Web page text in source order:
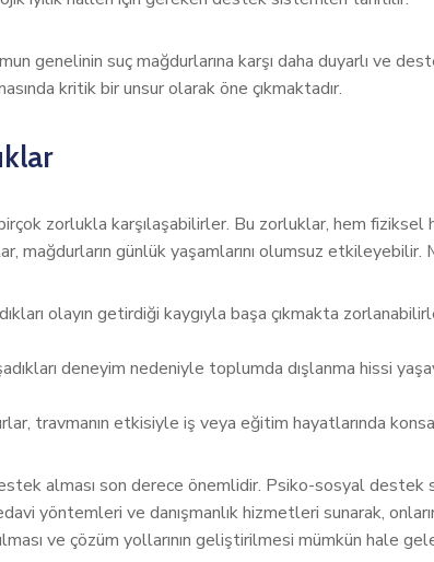
genelinin suç mağdurlarına karşı daha duyarlı ve
kritik bir unsur olarak öne çıkmaktadır.
birçok zorlukla karşılaşabilirler. Bu zorluklar, hem
mağdurların günlük yaşamlarını olumsuz
olayın getirdiği kaygıyla başa çıkmakta
deneyim nedeniyle toplumda dışlanma hissi
travmanın etkisiyle iş veya eğitim hayatlarında
alması son derece önemlidir. Psiko-sosyal
yöntemleri ve danışmanlık hizmetleri sunarak,
ve çözüm yollarının geliştirilmesi mümkün hale